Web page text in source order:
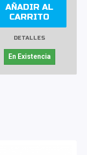
AÑADIR AL
CARRITO
DETALLES
En Existencia